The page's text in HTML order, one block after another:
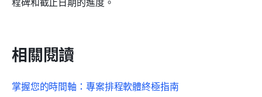
相關閱讀
掌握您的時間軸：專案排程軟體終極指南